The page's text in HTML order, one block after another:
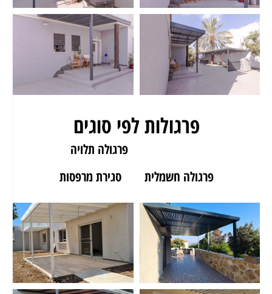
פרגולות לפי סוגים
פרגולה תלויה
פרגולה חשמלית
סגירת מרפסות